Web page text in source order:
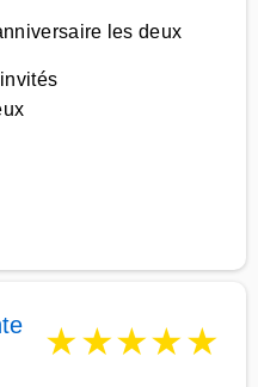
les deux
★★★★★